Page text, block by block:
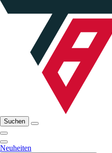
Suchen
Neuheiten